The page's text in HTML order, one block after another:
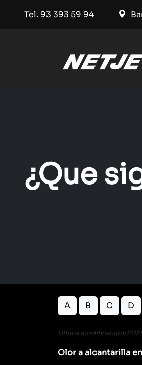
Tel. 93 393 59 94
¿Que
A B C D
Última modificación:
Olor a alcantarilla